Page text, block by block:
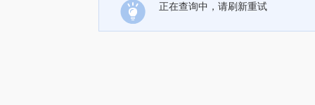
正在查询中，请刷新重试